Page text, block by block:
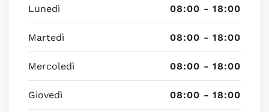
Lunedì 08:00 - 18:00
Martedì 08:00 - 18:00
Mercoledì 08:00 - 18:00
Giovedì 08:00 - 18:00